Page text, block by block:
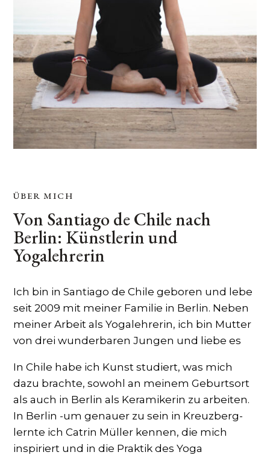
ÜBER MICH
Von Santiago de Chile nach
Berlin: Künstlerin und
Yogalehrerin
Ich bin in Santiago de Chile geboren und lebe
seit 2009 mit meiner Familie in Berlin. Neben
meiner Arbeit als Yogalehrerin, ich bin Mutter
von drei wunderbaren Jungen und liebe es
In Chile habe ich Kunst studiert, was mich
dazu brachte, sowohl an meinem Geburtsort
als auch in Berlin als Keramikerin zu arbeiten.
In Berlin -um genauer zu sein in Kreuzberg-
lernte ich Catrin Müller kennen, die mich
inspiriert und in die Praktik des Yoga